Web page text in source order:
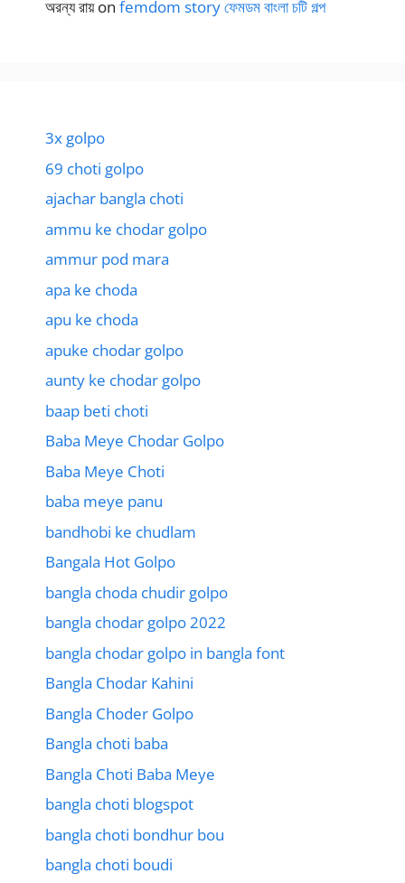
অরন্য রায়on femdom story ফেমডম বাংলা চটি গল্প
3x golpo
69 choti golpo
ajachar bangla choti
ammu ke chodar golpo
ammur pod mara
apa ke choda
apu ke choda
apuke chodar golpo
aunty ke chodar golpo
baap beti choti
Baba Meye Chodar Golpo
Baba Meye Choti
baba meye panu
bandhobi ke chudlam
Bangala Hot Golpo
bangla choda chudir golpo
bangla chodar golpo 2022
bangla chodar golpo in bangla font
Bangla Chodar Kahini
Bangla Choder Golpo
Bangla choti baba
Bangla Choti Baba Meye
bangla choti blogspot
bangla choti bondhur bou
bangla choti boudi